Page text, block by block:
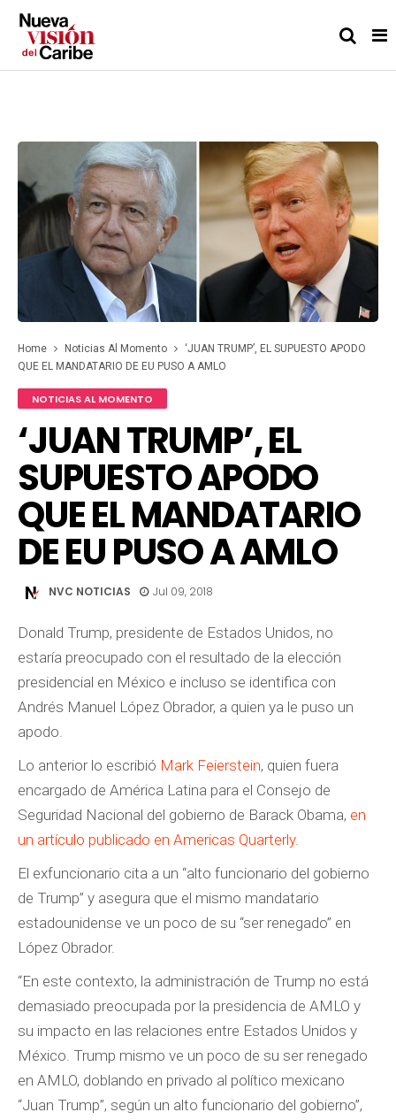
Home Noticias Al Momento
‘JUAN TRUMP’, EL SUPUESTO APODO
QUE EL MANDATARIO DE EU PUSO A AMLO
NOTICIAS AL MOMENTO
‘JUAN TRUMP’, EL
SUPUESTO APODO
QUE EL MANDATARIO
DE EU PUSO A AMLO
NVC NOTICIAS Jul 09, 2018
Donald Trump, presidente de Estados Unidos, no
estaría preocupado con el resultado de la elección
presidencial en México e incluso se identifica con
Andrés Manuel López Obrador, a quien ya le puso un
apodo.
Lo anterior lo escribió Mark Feierstein, quien fuera
encargado de América Latina para el Consejo de
Seguridad Nacional del gobierno de Barack Obama, en
un artículo publicado en Americas Quarterly.
El exfuncionario cita a un “alto funcionario del gobierno
de Trump” y asegura que el mismo mandatario
estadounidense ve un poco de su “ser renegado” en
López Obrador.
“En este contexto, la administración de Trump no está
demasiado preocupada por la presidencia de AMLO y
su impacto en las relaciones entre Estados Unidos y
México. Trump mismo ve un poco de su ser renegado
en AMLO, doblando en privado al político mexicano
“Juan Trump”, según un alto funcionario del gobierno”,